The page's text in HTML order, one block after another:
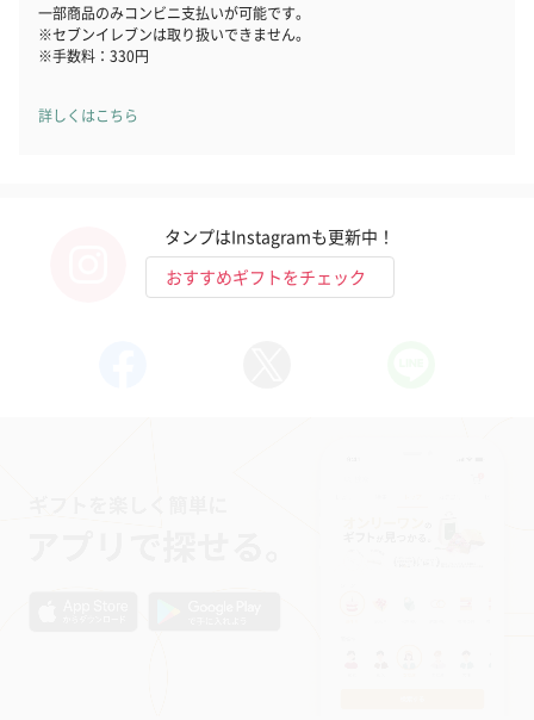
一部商品のみコンビニ支払いが可能です。
※セブンイレブンは取り扱いできません。
※手数料：330円
詳しくはこちら
タンプはInstagramも更新中！
おすすめギフトをチェック